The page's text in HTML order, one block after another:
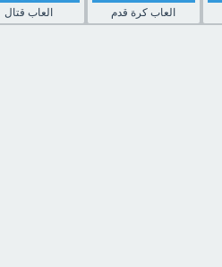
العاب قتال العاب كرة قدم